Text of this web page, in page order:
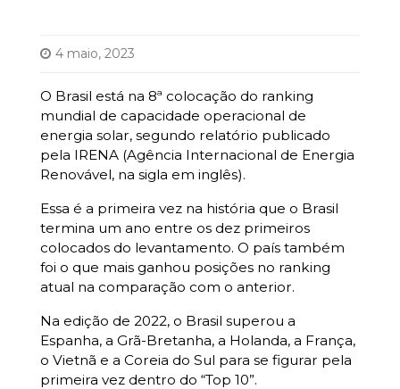
4 maio, 2023
O Brasil está na 8ª colocação do ranking
mundial de capacidade operacional de
energia solar, segundo relatório publicado
pela IRENA (Agência Internacional de Energia
Renovável, na sigla em inglês).
Essa é a primeira vez na história que o Brasil
termina um ano entre os dez primeiros
colocados do levantamento. O país também
foi o que mais ganhou posições no ranking
atual na comparação com o anterior.
Na edição de 2022, o Brasil superou a
Espanha, a Grã-Bretanha, a Holanda, a França,
o Vietnã e a Coreia do Sul para se figurar pela
primeira vez dentro do “Top 10”.